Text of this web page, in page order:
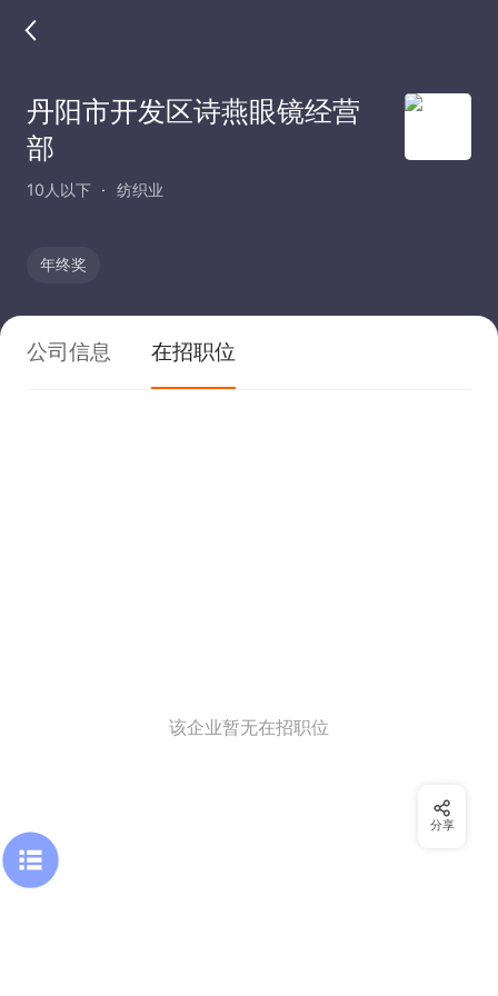
丹阳市开发区诗燕眼镜经营
部
10人以下 纺织业
年终奖
公司信息 在招职位
该企业暂无在招职位
分享